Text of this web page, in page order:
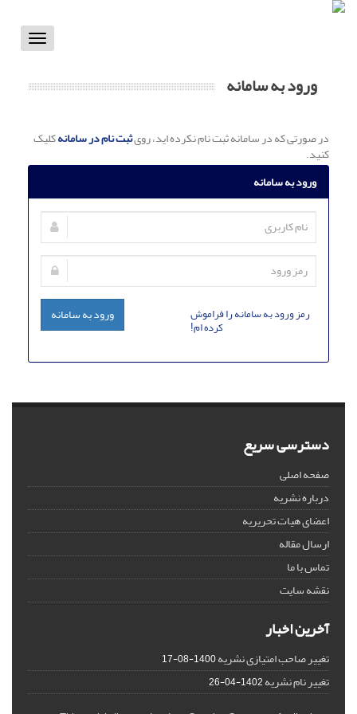
Toggle
ورود به سامانه
در صورتی که در سامانه ثبت نام نکرده اید، رویثبت نام در سامانهکلیک
کنید.
ورود به سامانه
رمز ورود به سامانه را فراموش
کرده ام!
ورود به سامانه
دسترسی سریع
صفحه اصلی
درباره نشریه
اعضای هیات تحریریه
ارسال مقاله
تماس با ما
نقشه سایت
آخرین اخبار
تغییر صاحب امتیازی نشریه1400-08-17
تغییر نام نشریه1402-04-26